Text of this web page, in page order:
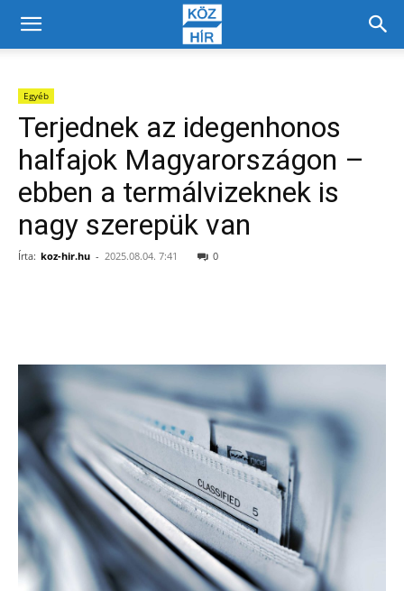
Egyéb
Terjednek az idegenhonos
halfajok Magyarországon –
ebben a termálvizeknek is
nagy szerepük van
Írta: koz-hir.hu - 2025.08.04. 7:41 0